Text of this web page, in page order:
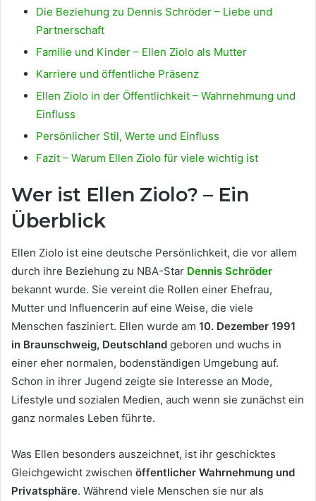
Die Beziehung zu Dennis Schröder – Liebe und
Partnerschaft
Familie und Kinder – Ellen Ziolo als Mutter
Karriere und öffentliche Präsenz
Ellen Ziolo in der Öffentlichkeit – Wahrnehmung und
Einfluss
Persönlicher Stil, Werte und Einfluss
Fazit – Warum Ellen Ziolo für viele wichtig ist
Wer ist Ellen Ziolo? – Ein
Überblick
Ellen Ziolo ist eine deutsche Persönlichkeit, die vor allem
durch ihre Beziehung zu NBA-Star Dennis Schröder
bekannt wurde. Sie vereint die Rollen einer Ehefrau,
Mutter und Influencerin auf eine Weise, die viele
Menschen fasziniert. Ellen wurde am 10. Dezember 1991
in Braunschweig, Deutschland geboren und wuchs in
einer eher normalen, bodenständigen Umgebung auf.
Schon in ihrer Jugend zeigte sie Interesse an Mode,
Lifestyle und sozialen Medien, auch wenn sie zunächst ein
ganz normales Leben führte.
Was Ellen besonders auszeichnet, ist ihr geschicktes
Gleichgewicht zwischen öffentlicher Wahrnehmung und
Privatsphäre. Während viele Menschen sie nur als